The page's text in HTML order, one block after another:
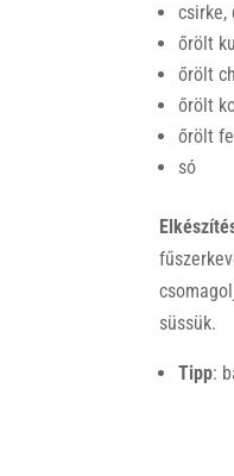
csirke,
őrölt
őrölt
őrölt
őrölt
só
süssük.
Tipp: